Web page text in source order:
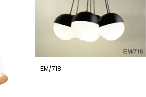
EM/718